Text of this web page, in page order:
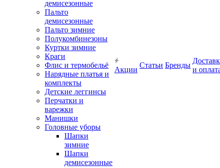
демисезонные
Пальто
демисезонные
Пальто зимние
Полукомбинезоны
Куртки зимние
Краги
Флис и термобельё
Нарядные платья и
комплекты
Детские леггинсы
Перчатки и
варежки
Манишки
Головные уборы
Шапки
зимние
Шапки
демисезонные
Акции
Статьи Бренды
и